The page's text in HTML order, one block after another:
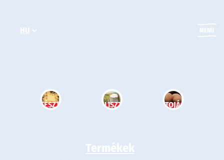
tartalomhoz
HU MENÜ
TÉSZTA LISZT TOJÁS
Termékek